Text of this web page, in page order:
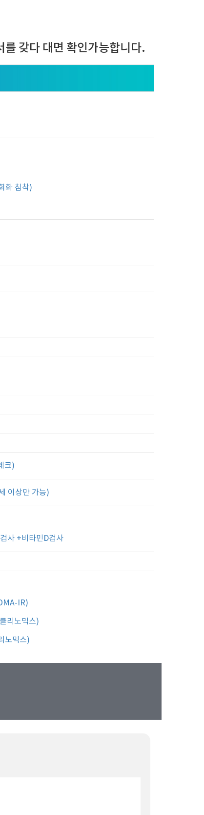
갖다 대면 확인가능합니다.
화 침착)
크)
이상만 가능)
사 +비타민D검사
IR)
리노믹스)
노믹스)